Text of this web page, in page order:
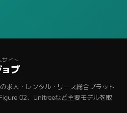
イト
ブ
求人・レンタル・リース総合プラット
02、Unitreeなど主要モデルを取